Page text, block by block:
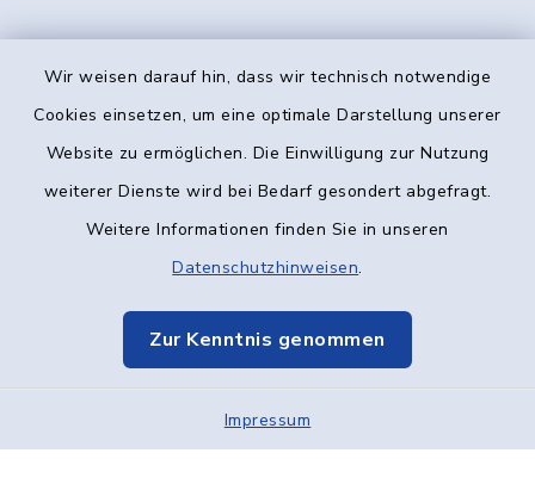
Wir weisen darauf hin, dass wir technisch notwendige
Cookies einsetzen, um eine optimale Darstellung unserer
Website zu ermöglichen. Die Einwilligung zur Nutzung
weiterer Dienste wird bei Bedarf gesondert abgefragt.
Weitere Informationen finden Sie in unseren
Datenschutzhinweisen.
Zur Kenntnis genommen
Impressum
Kontakt
Datenschutz
Elektronische Kommunikation
Sitemap